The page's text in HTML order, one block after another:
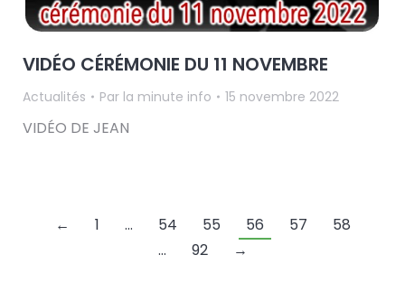
VIDÉO CÉRÉMONIE DU 11 NOVEMBRE
Actualités Par la minute info 15 novembre 2022
VIDÉO DE JEAN
← 1 … 54 55 56 57
58
…
92 →